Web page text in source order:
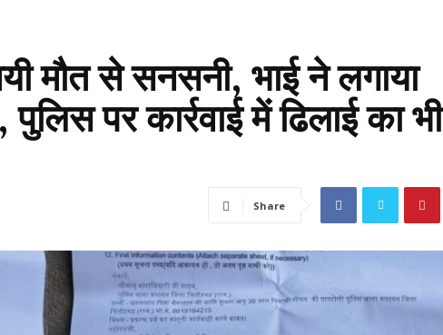
मौत से सनसनी, भाई ने लगाया
पर कार्रवाई में ढिलाई का भी
Share